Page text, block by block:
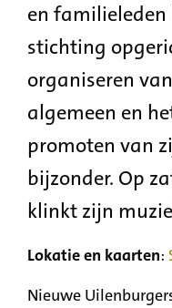
en familieleden
stichting
organiseren
algemeen en
promoten van
bijzonder. Op
klinkt zijn
Lokatie en kaarten:
Nieuwe